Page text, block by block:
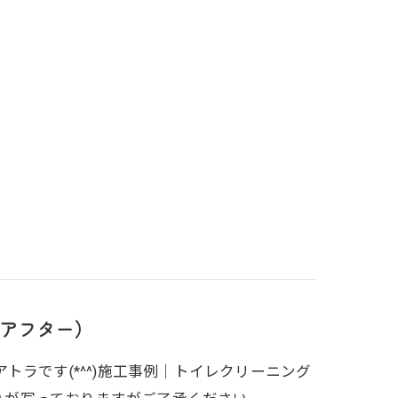
フター）
ラです(*^^)施工事例｜トイレクリーニング